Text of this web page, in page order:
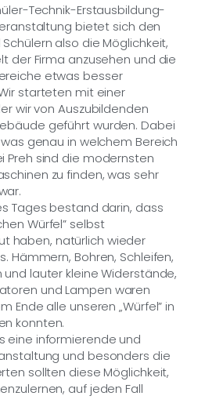
Technik-Erstausbildung-
bietet sich den
also die Möglichkeit,
der Firma anzusehen und die
etwas besser
starteten mit einer
wir von Auszubildenden
geführt wurden. Dabei
genau in welchem Bereich
Preh sind die modernsten
zu finden, was sehr
Tages bestand darin, dass
Würfel” selbst
haben, natürlich wieder
Hämmern, Bohren, Schleifen,
und lauter kleine Widerstände,
und Lampen waren
Ende alle unseren „Würfel” in
konnten.
eine informierende und
und besonders die
sollten diese Möglichkeit,
auf jeden Fall